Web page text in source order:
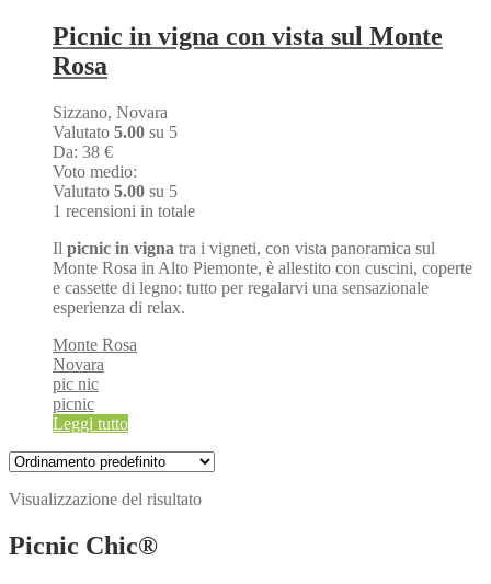
Picnic in vigna con vista sul Monte
Rosa
Sizzano, Novara
Valutato 5.00 su 5
Da: 38 €
Voto medio:
Valutato 5.00 su 5
1 recensioni in totale
Il picnic in vigna tra i vigneti, con vista panoramica sul
Monte Rosa in Alto Piemonte, è allestito con cuscini, coperte
e cassette di legno: tutto per regalarvi una sensazionale
esperienza di relax.
Monte Rosa
Novara
pic nic
picnic
Leggi tutto
Visualizzazione del risultato
Picnic Chic®